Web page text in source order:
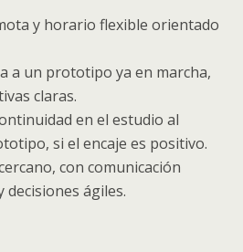
y horario flexible orientado
a un prototipo ya en marcha,
claras.
en el estudio al
si el encaje es positivo.
con comunicación
decisiones ágiles.